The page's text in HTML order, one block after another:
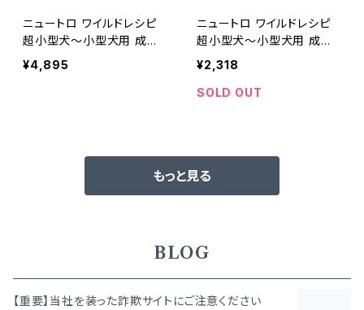
ニュートロ ワイルドレシピ
超小型犬〜小型犬用 成犬
用 チキン 2kg 45623587
88529
¥4,895
ニュートロ ワイルドレシピ
超小型犬〜小型犬用 成犬
用 サーモン 800g 45623
58788550
¥2,318
SOLD OUT
もっと見る
BLOG
【重要】当社を装った詐欺サイトにご注意ください